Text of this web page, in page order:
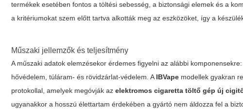
termékek esetében fontos a töltési sebesség, a biztonsági elemek és a
a kritériumokat szem előtt tartva alkották meg az eszközöket, így a
Műszaki jellemzők és teljesítmény
A műszaki adatok elemzésekor érdemes figyelni az alábbi
hővédelem, túláram- és rövidzárlat-védelem. AIBVape modellek gyakran
protokollal, amelyek megóvják azelektromos cigaretta töltő gép új
ugyanakkor a hosszú élettartam érdekében a gyártó nem áldozza fel a